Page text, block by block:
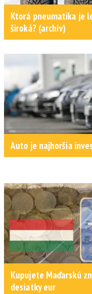
Ktorá pneumatika je
široká? (archív)
Auto je najhoršia
Kupujete Maďarskú
desiatky eur